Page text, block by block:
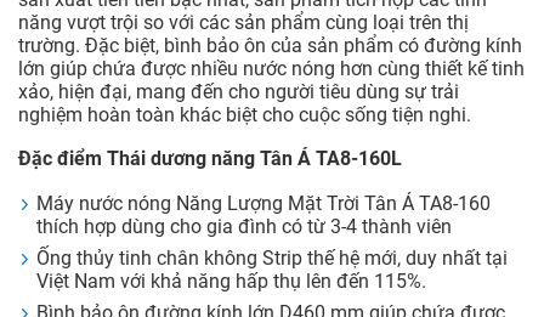
năng vượt trội so với các sản phẩm cùng loại trên thị
trường. Đặc biệt, bình bảo ôn của sản phẩm có đường kính
lớn giúp chứa được nhiều nước nóng hơn cùng thiết kế tinh
xảo, hiện đại, mang đến cho người tiêu dùng sự trải
nghiệm hoàn toàn khác biệt cho cuộc sống tiện nghi.
Đặc điểm Thái dương năng Tân Á TA8-160L
Máy nước nóng Năng Lượng Mặt Trời Tân Á TA8-160
thích hợp dùng cho gia đình có từ 3-4 thành viên
Ống thủy tinh chân không Strip thế hệ mới, duy nhất tại
Việt Nam với khả năng hấp thụ lên đến 115%.